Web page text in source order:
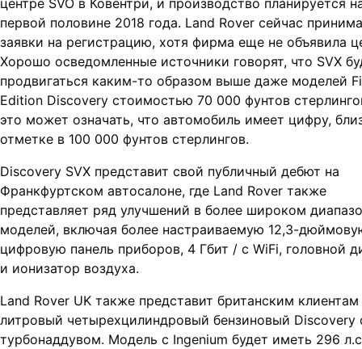
первой половине 2018 года. Land Rover сейчас
заявки на регистрацию, хотя фирма еще не объявила
Хорошо осведомленные источники говорят, что SVX
продвигаться каким-то образом выше даже моделей
Edition Discovery стоимостью 70 000 фунтов
это может означать, что автомобиль имеет цифру,
отметке в 100 000 фунтов стерлингов.
Discovery SVX представит свой публичный дебют на
Франкфуртском автосалоне, где Land Rover также
представляет ряд улучшений в более широком
моделей, включая более настраиваемую 12,3-
цифровую панель приборов, 4 Гбит / с WiFi, головной
и ионизатор воздуха.
Land Rover UK также представит британским
литровый четырехцилиндровый бензиновый Discovery
турбонаддувом. Модель с Ingenium будет иметь 296